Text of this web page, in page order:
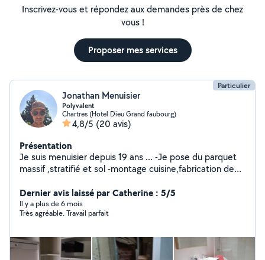
Inscrivez-vous et répondez aux demandes près de chez
vous !
Proposer mes services
Particulier
Jonathan Menuisier
Polyvalent
Chartres (Hotel Dieu Grand faubourg)
4,8/5 (20 avis)
Présentation
Je suis menuisier depuis 19 ans ... -Je pose du parquet
massif ,stratifié et sol -montage cuisine,fabrication de
diverses demandes concernant la menuiserie -je
débouche les canalisations des toilettes ,évier et
baignoire . -peinture ,pose faïence ,sol ,placo,isolation ,
ASPIRATEUR INJECTEUR EXTRACTEUR
Dernier avis laissé par Catherine : 5/5
Il y a plus de 6 mois
Très agréable. Travail parfait